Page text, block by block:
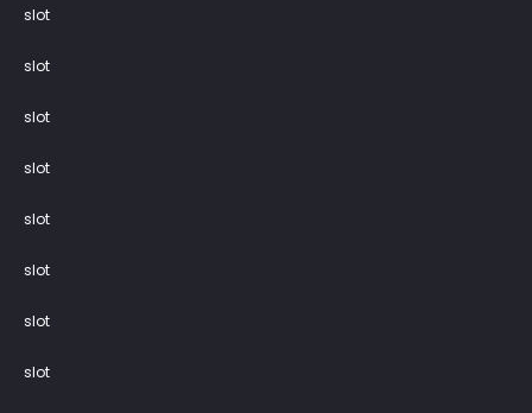
slot
slot
slot
slot
slot
slot
slot
slot